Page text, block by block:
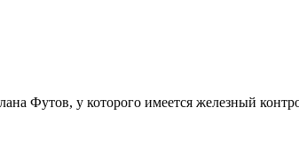
Футов, у которого имеется железный